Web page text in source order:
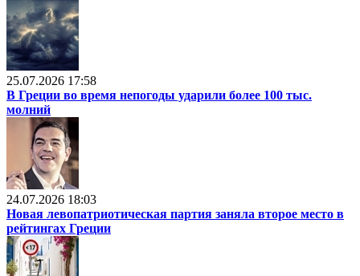
25.07.2026 17:58
В Греции во время непогоды ударили более 100 тыс.
молний
24.07.2026 18:03
Новая левопатриотическая партия заняла второе место в
рейтингах Греции